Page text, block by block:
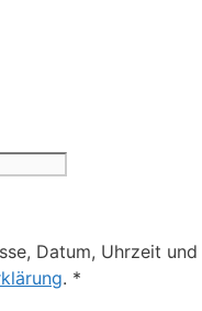
Datum, Uhrzeit und
. *